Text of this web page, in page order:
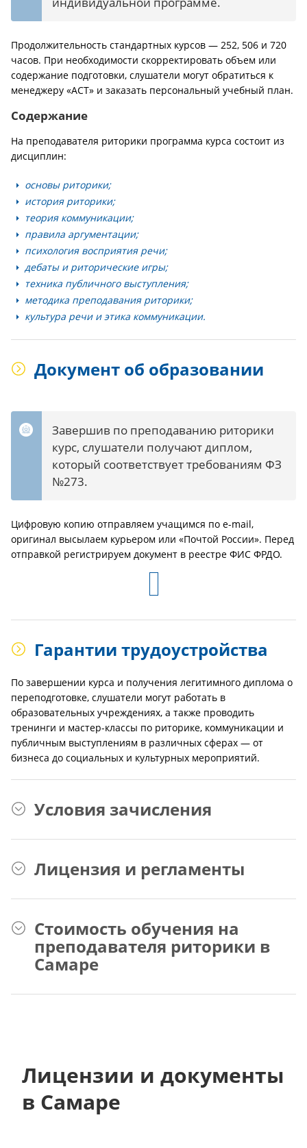
Продолжительность стандартных курсов — 252, 506 и 720
часов. При необходимости скорректировать объем или
содержание подготовки, слушатели могут обратиться к
менеджеру «АСТ» и заказать персональный учебный план.
Содержание
На преподавателя риторики программа курса состоит из
дисциплин:
основы риторики;
история риторики;
теория коммуникации;
правила аргументации;
психология восприятия речи;
дебаты и риторические игры;
техника публичного выступления;
методика преподавания риторики;
культура речи и этика коммуникации.
Документ об образовании
Завершив по преподаванию риторики
курс, слушатели получают диплом,
который соответствует требованиям ФЗ
№273.
Цифровую копию отправляем учащимся по e-mail,
оригинал высылаем курьером или «Почтой России». Перед
отправкой регистрируем документ в реестре ФИС ФРДО.
Гарантии трудоустройства
По завершении курса и получения легитимного диплома о
переподготовке, слушатели могут работать в
образовательных учреждениях, а также проводить
тренинги и мастер-классы по риторике, коммуникации и
публичным выступлениям в различных сферах — от
бизнеса до социальных и культурных мероприятий.
Условия зачисления
Лицензия и регламенты
Стоимость обучения на
преподавателя риторики в
Самаре
Лицензии и документы
в Самаре